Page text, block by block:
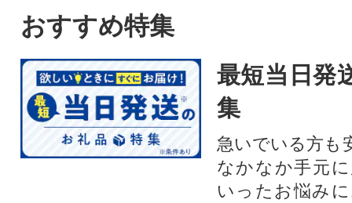
おすすめ特集
最短当日発
集
急いでいる方も
なかなか手元
いったお悩み